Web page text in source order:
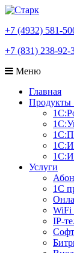
+7 (4932) 581-
+7 (831) 238-92-
Меню
Главная
Продукты
Услуги
1С
WiFi
IP-